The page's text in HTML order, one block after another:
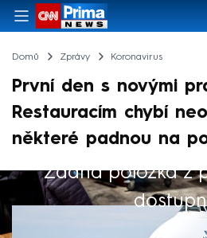
Domů Zprávy Koronavirus
První den s novými
Restauracím chybí
některé padnou na
Žádná položka z
Výběr redakce